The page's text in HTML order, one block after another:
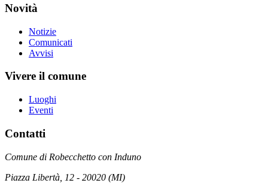
Novità
Notizie
Comunicati
Avvisi
Vivere il comune
Luoghi
Eventi
Contatti
Comune di Robecchetto con Induno
Piazza Libertà, 12 - 20020 (MI)